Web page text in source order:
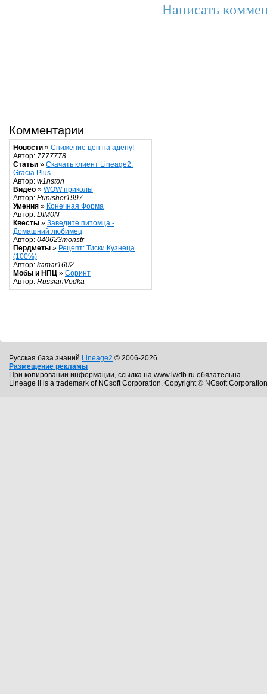
Комментарии
Новости » Снижение цен на адену!
Автор: 7777778
Статьи » Скачать клиент Lineage2:
Gracia Plus
Автор: w1nston
Видео » WOW приколы
Автор: Punisher1997
Умения » Конечная Форма
Автор: DIM0N
Квесты » Заведите питомца -
Домашний любимец
Автор: 040623monstr
Пердметы » Рецепт: Тиски Кузнеца
(100%)
Автор: kamar1602
Мобы и НПЦ » Соринт
Автор: RussianVodka
Написать
Русская база знаний Lineage2 © 2006-2026
Размещение рекламы
При копировании информации, ссылка на www.lwdb.ru обязательна.
Lineage II is a trademark of NCsoft Corporation. Copyright © NCsoft